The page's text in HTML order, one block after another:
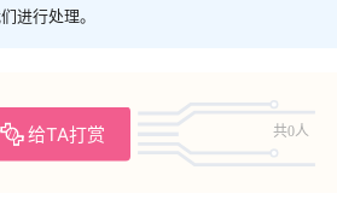
进行处理。
给TA打赏 共0人